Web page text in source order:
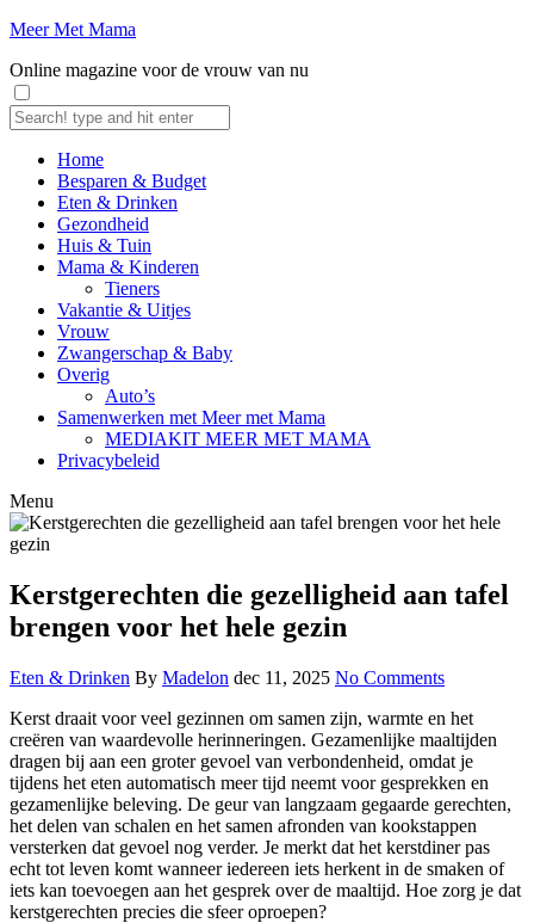
Meer Met Mama
Online magazine voor de vrouw van nu
Home
Besparen & Budget
Eten & Drinken
Gezondheid
Huis & Tuin
Mama & Kinderen
Tieners
Vakantie & Uitjes
Vrouw
Zwangerschap & Baby
Overig
Auto’s
Samenwerken met Meer met Mama
MEDIAKIT MEER MET MAMA
Privacybeleid
Menu
Kerstgerechten die gezelligheid aan tafel
brengen voor het hele gezin
Eten & Drinken By Madelon dec 11, 2025 No Comments
Kerst draait voor veel gezinnen om samen zijn, warmte en het
creëren van waardevolle herinneringen. Gezamenlijke maaltijden
dragen bij aan een groter gevoel van verbondenheid, omdat je
tijdens het eten automatisch meer tijd neemt voor gesprekken en
gezamenlijke beleving. De geur van langzaam gegaarde gerechten,
het delen van schalen en het samen afronden van kookstappen
versterken dat gevoel nog verder. Je merkt dat het kerstdiner pas
echt tot leven komt wanneer iedereen iets herkent in de smaken of
iets kan toevoegen aan het gesprek over de maaltijd. Hoe zorg je dat
kerstgerechten precies die sfeer oproepen?